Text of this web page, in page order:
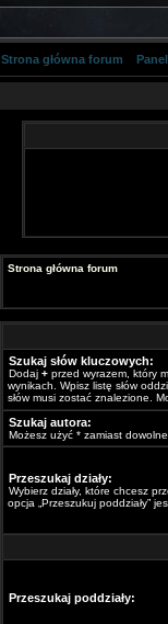
Strona główna forum
Strona główna forum
Szukaj słów kluczowych:
Dodaj + przed wyrazem, który
wynikach. Wpisz listę słów
słów musi zostać znalezione.
Szukaj autora:
Możesz użyć * zamiast
Przeszukaj działy:
Wybierz działy, które chcesz
opcja „Przeszukuj poddziały”
Przeszukaj poddziały: